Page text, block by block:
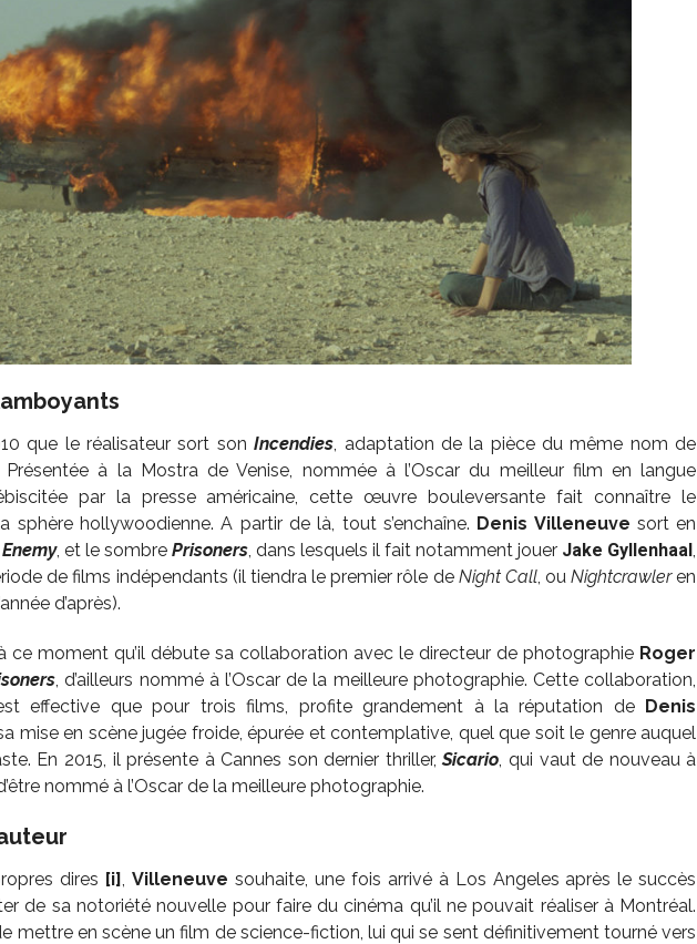
que le réalisateur sort sonIncendies, adaptation de la pièce du même nom de
Présentée à la Mostra de Venise, nommée à l’Oscar du meilleur film en langue
par la presse américaine, cette œuvre bouleversante fait connaître le
sphère hollywoodienne. A partir de là, tout s’enchaîne. Denis Villeneuve sort en
Enemy, et le sombre Prisoners, dans lesquels il fait notamment jouer Jake Gyllenhaal,
de films indépendants (il tiendra le premier rôle de Night Call, ouNightcrawleren
d’après).
ce moment qu’il débute sa collaboration avec le directeur de photographie Roger
, d’ailleurs nommé à l’Oscar de la meilleure photographie. Cette collaboration,
effective que pour trois films, profite grandement à la réputation de Denis
mise en scène jugée froide, épurée et contemplative, quel que soit le genre auquel
En 2015, il présente à Cannes son dernier thriller,Sicario , qui vaut de nouveau à
nommé à l’Oscar de la meilleure photographie.
dires [i] ,Villeneuvesouhaite, une fois arrivé à Los Angeles après le succès
de sa notoriété nouvelle pour faire du cinéma qu’il ne pouvait réaliser à Montréal.
mettre en scène un film de science-fiction, lui qui se sent définitivement tourné vers